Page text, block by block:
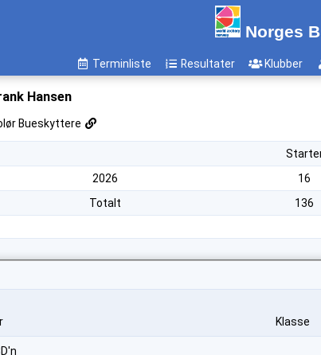
Norges
Terminliste Resultater Klubber
Hansen
Bueskyttere
2026
16
Totalt
136
Klasse